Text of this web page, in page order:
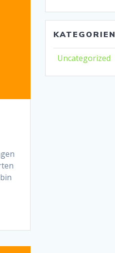
KATEGORIEN
Uncategorized